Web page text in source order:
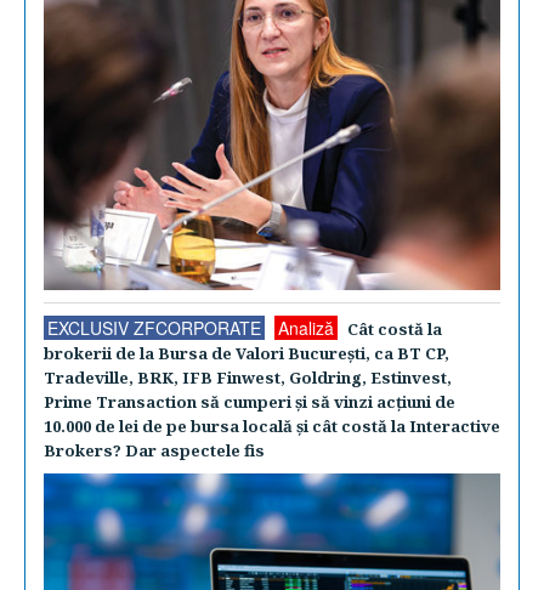
EXCLUSIV ZFCORPORATE Analiză
Cât costă la
brokerii de la Bursa de Valori Bucureşti, ca BT CP,
Tradeville, BRK, IFB Finwest, Goldring, Estinvest,
Prime Transaction să cumperi şi să vinzi acţiuni de
10.000 de lei de pe bursa locală şi cât costă la Interactive
Brokers? Dar aspectele fis